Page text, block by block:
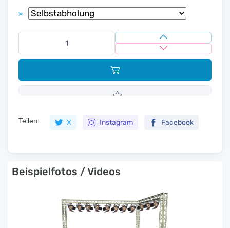
»
Teilen: X Instagram Facebook
Beispielfotos / Videos